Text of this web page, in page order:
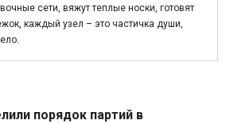
сети, вяжут теплые носки, готовят
каждый узел – это частичка души,
порядок партий в